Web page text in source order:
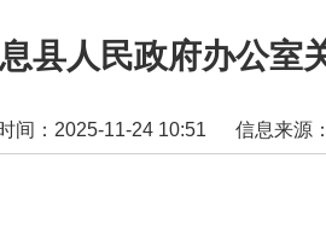
息县人民政府办公室
间：2025-11-24 10:51 信息来源